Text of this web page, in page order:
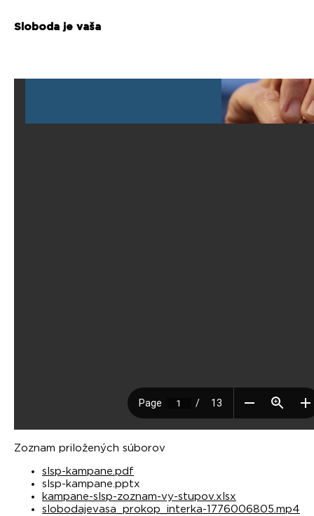
Sloboda je vaša
Zoznam priložených súborov
slsp-kampane.pdf
slsp-kampane.pptx
kampane-slsp-zoznam-vy-stupov.xlsx
slobodajevasa_prokop_interka-1776006805.mp4